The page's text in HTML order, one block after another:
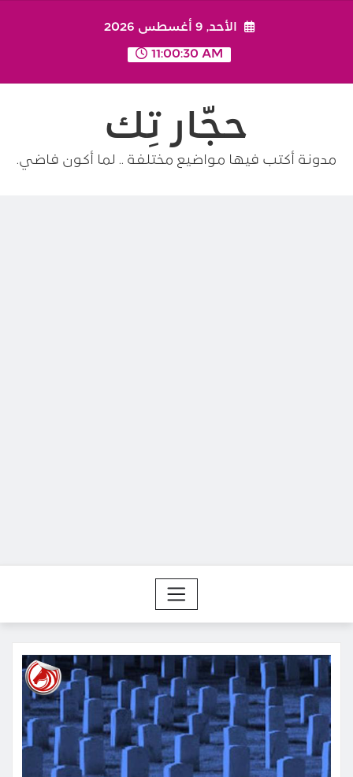
الأحد, 9 أغسطس 2026
11:00:30 AM
حجّار تِك
مدونة أكتب فيها مواضيع مختلفة .. لما أكون فاضي.